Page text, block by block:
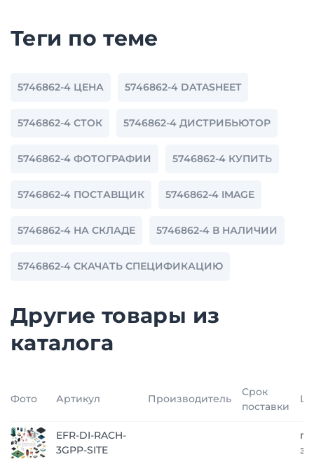
Теги по теме
5746862-4 ЦЕНА 5746862-4 DATASHEET
5746862-4 СТОК 5746862-4 ДИСТРИБЬЮТОР
5746862-4 ФОТОГРАФИИ 5746862-4 КУПИТЬ
5746862-4 ПОСТАВЩИК 5746862-4 IMAGE
5746862-4 НА СКЛАДЕ 5746862-4 В НАЛИЧИИ
5746862-4 СКАЧАТЬ СПЕЦИФИКАЦИЮ
Другие товары из
каталога
Фото Артикул Производитель
Срок
поставки
EFR-DI-RACH-
3GPP-SITE
по